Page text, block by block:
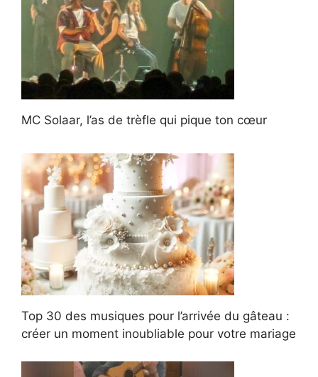
MC Solaar, l’as de trèfle qui pique ton cœur
Top 30 des musiques pour l’arrivée du gâteau :
créer un moment inoubliable pour votre mariage